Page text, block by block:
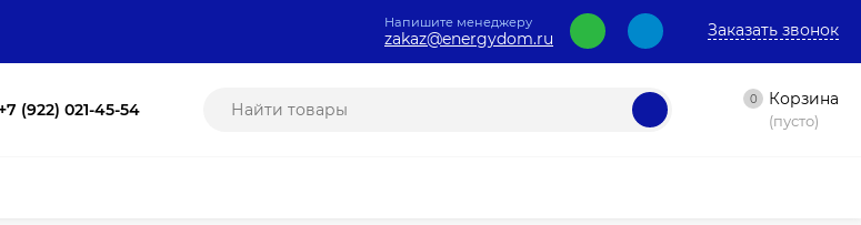
Напишите менеджеру
zakaz@energydom.ru Заказать звонок
(922) 021-45-54 0 Корзина
(пусто)